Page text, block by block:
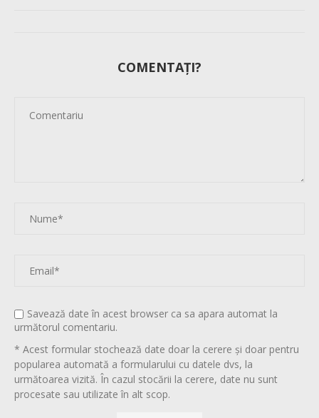
COMENTAȚI?
Savează date în acest browser ca sa apara automat la
următorul comentariu.
* Acest formular stochează date doar la cerere și doar pentru
popularea automată a formularului cu datele dvs, la
următoarea vizită. În cazul stocării la cerere, date nu sunt
procesate sau utilizate în alt scop.